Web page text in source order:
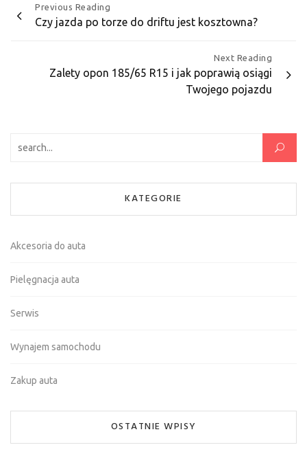
Nawigacja
Previous Reading
Czy jazda po torze do driftu jest kosztowna?
Next Reading
Zalety opon 185/65 R15 i jak poprawią osiągi
Twojego pojazdu
Szukaj:
KATEGORIE
Akcesoria do auta
Pielęgnacja auta
Serwis
Wynajem samochodu
Zakup auta
OSTATNIE WPISY